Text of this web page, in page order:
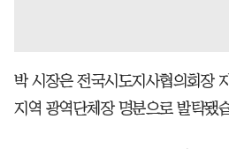
박 시장은 전국시도지사협의회장
지역 광역단체장 명분으로 발탁됐